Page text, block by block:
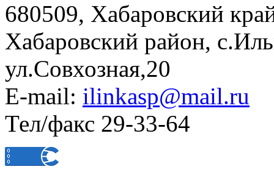
680509, Хабаровский
Хабаровский район,
ул.Совхозная,20
E-mail: ilinkasp@mail.ru
Тел/факс 29-33-64